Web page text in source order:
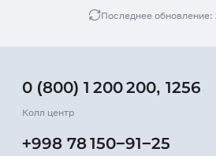
Последнее обновление:
0 (800) 1 200 200, 1256
Колл центр
+998 78 150−91−25